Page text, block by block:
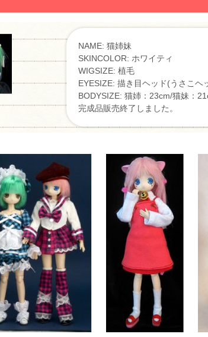
NAME: 猫姉妹
SKINCOLOR: ホワイティ
WIGSIZE: 植毛
EYESIZE: 描き目ヘッド(うさこヘ
BODYSIZE: 猫姉：23cm/猫妹：
完成品販売終了しました。